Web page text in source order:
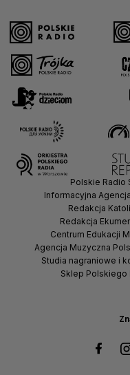
Polskie Radio
Informacyjna
Redakcja
Redakcja
Centrum Edukacji
Agencja Muzyczna
Studia nagraniowe i
Sklep Polskiego